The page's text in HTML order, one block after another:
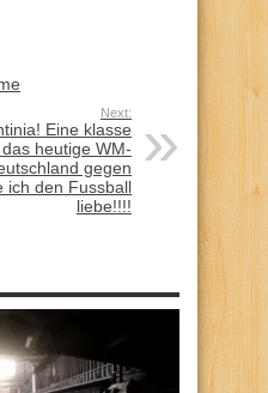
Next:
Eine klasse
heutige WM-
gegen
ich den Fussball
liebe!!!!